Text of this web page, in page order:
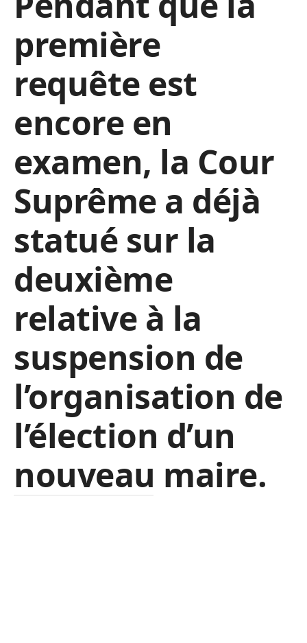
première
requête est
encore en
examen, la Cour
Suprême a déjà
statué sur la
deuxième
relative à la
suspension de
l’organisation de
l’élection d’un
nouveau maire.